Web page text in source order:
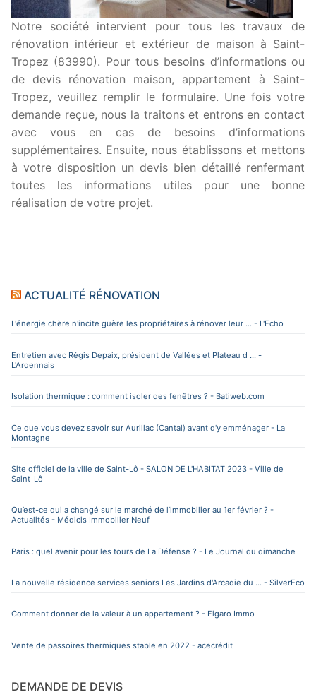
Notre société intervient pour tous les travaux de
rénovation intérieur et extérieur de maison à Saint-
Tropez (83990). Pour tous besoins d’informations ou
de devis rénovation maison, appartement à Saint-
Tropez, veuillez remplir le formulaire. Une fois votre
demande reçue, nous la traitons et entrons en contact
avec vous en cas de besoins d’informations
supplémentaires. Ensuite, nous établissons et mettons
à votre disposition un devis bien détaillé renfermant
toutes les informations utiles pour une bonne
réalisation de votre projet.
ACTUALITÉ RÉNOVATION
L'énergie chère n'incite guère les propriétaires à rénover leur ... - L'Echo
Entretien avec Régis Depaix, président de Vallées et Plateau d ... -
L'Ardennais
Isolation thermique : comment isoler des fenêtres ? - Batiweb.com
Ce que vous devez savoir sur Aurillac (Cantal) avant d'y emménager - La
Montagne
Site officiel de la ville de Saint-Lô - SALON DE L'HABITAT 2023 - Ville de
Saint-Lô
Qu’est-ce qui a changé sur le marché de l’immobilier au 1er février ? -
Actualités - Médicis Immobilier Neuf
Paris : quel avenir pour les tours de La Défense ? - Le Journal du dimanche
La nouvelle résidence services seniors Les Jardins d'Arcadie du ... - SilverEco
Comment donner de la valeur à un appartement ? - Figaro Immo
Vente de passoires thermiques stable en 2022 - acecrédit
DEMANDE DE DEVIS